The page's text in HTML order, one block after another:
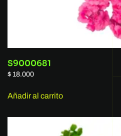
S9000681
$ 18.000
Añadir al carrito